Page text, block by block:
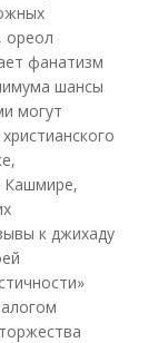
ореол
фанатизм
шансы
могут
Кашмире,
к джихаду